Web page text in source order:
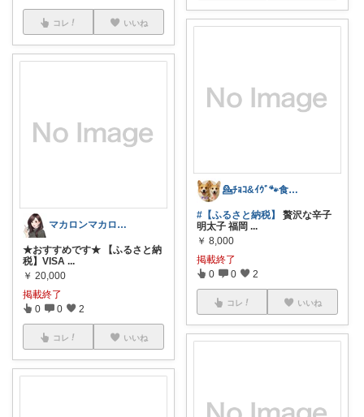
コレ いいね
マカロンマカロン♪
★おすすめです★ 【ふるさと納
税】VISA ...
￥ 20,000
掲載終了
0 0 2
コレ いいね
💁ﾁｮｺ&ｲｳﾞ🐾食品メインです🥢
#【ふるさと納税】
贅沢な辛子
明太子 福岡 ...
￥ 8,000
掲載終了
0 0 2
コレ いいね